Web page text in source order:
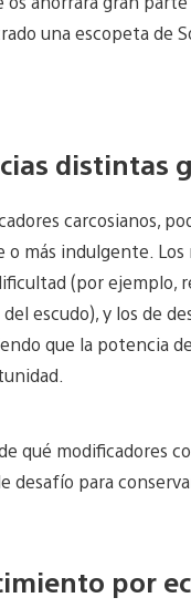
una escopeta de
distintas
carcosianos,
o más indulgente.
(por ejemplo,
escudo), y los de
que la potencia
qué modificadores
desafío para
por